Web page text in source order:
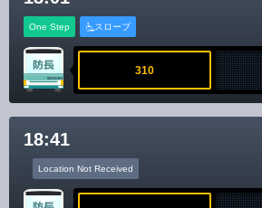
One Step スロープ
310
18:41
Location Not Received